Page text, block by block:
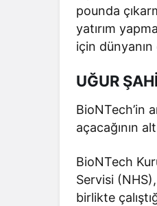
pounda
yatırım
için
UĞUR
BioNTech’in
açacağının
BioNTech
Servisi
birlikte